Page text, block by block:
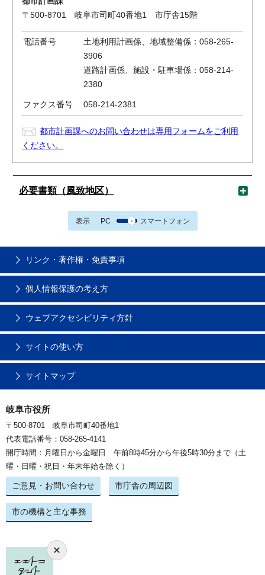
〒500-8701 岐阜市司町40番地1 市庁舎15階
電話番号
土地利用計画係、地域整備係：058-265-
3906
道路計画係、施設・駐車場係：058-214-
2380
ファクス番号 058-214-2381
都市計画課へのお問い合わせは専用フォームをご利用
ください。
必要書類（風致地区）
表示 PC スマートフォン
リンク・著作権・免責事項
個人情報保護の考え方
ウェブアクセシビリティ方針
サイトの使い方
サイトマップ
岐阜市役所
〒500-8701 岐阜市司町40番地1
代表電話番号：058-265-4141
開庁時間：月曜日から金曜日 午前8時45分から午後5時30分まで（土
曜・日曜・祝日・年末年始を除く）
ご意見・お問い合わせ 市庁舎の周辺図
市の機構と主な事務